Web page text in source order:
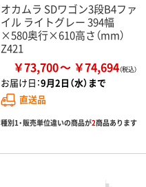
オカムラ SDワゴン3段B4ファ
イル ライトグレー 394幅
×580奥行×610高さ（mm）
Z421
￥73,700 ￥74,694
お届け日：9月2日（水）まで
直送品
種別1・販売単位違いの商品が2商品あります